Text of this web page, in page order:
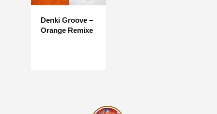
Denki Groove –
Orange Remixe